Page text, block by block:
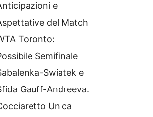
e
del Match
Toronto:
Semifinale
Swiatek e
Gauff-Andreeva.
Unica